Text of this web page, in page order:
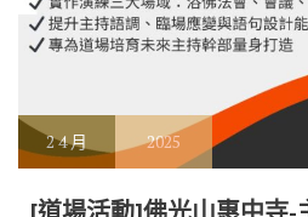
24 月 2025